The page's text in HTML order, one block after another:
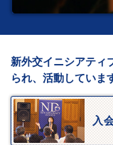
新外交イニシアティ
られ、活動していま
入